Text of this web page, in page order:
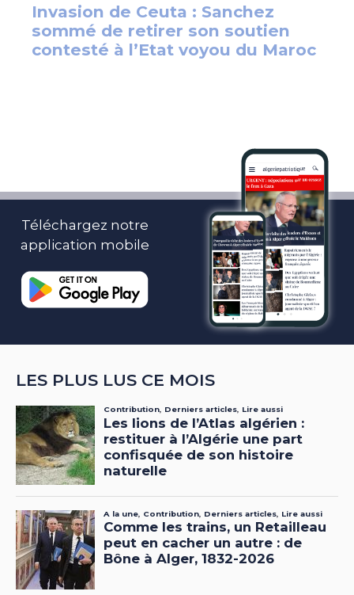
Téléchargez notre
application mobile
LES PLUS LUS CE MOIS